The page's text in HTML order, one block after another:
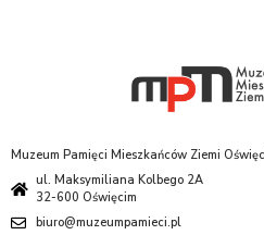
Muzeum Pamięci Mieszkańców Ziemi
ul. Maksymiliana Kolbego 2A
32-600 Oświęcim
biuro@muzeumpamieci.pl